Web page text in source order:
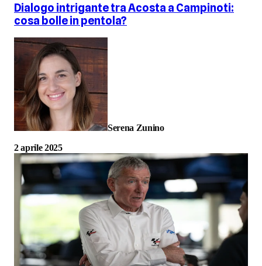
Dialogo intrigante tra Acosta a Campinoti:
cosa bolle in pentola?
Serena Zunino
2 aprile 2025